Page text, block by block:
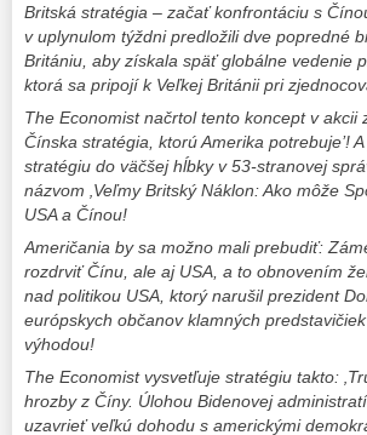
Britská stratégia – začať konfrontáciu s
v uplynulom týždni predložili dve popredné
Britániu, aby získala späť globálne vedenie
ktorá sa pripojí k Veľkej Británii pri
The Economist načrtol tento koncept v akcii
Čínska stratégia, ktorú Amerika potrebuje’!
stratégiu do väčšej hĺbky v 53-stranovej
názvom ‚Veľmy Britský Náklon: Ako môže
USA a Čínou!
Američania by sa možno mali prebudiť:
rozdrviť Čínu, ale aj USA, a to obnovením
nad politikou USA, ktorý narušil prezident
európskych občanov klamných
výhodou!
The Economist vysvetľuje stratégiu takto:
hrozby z Číny. Úlohou Bidenovej
uzavrieť veľkú dohodu s americkými